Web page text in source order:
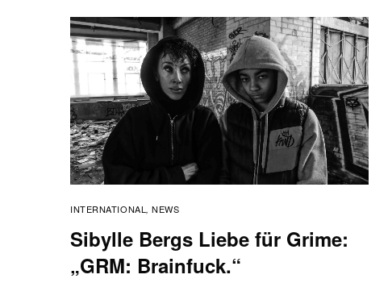
INTERNATIONAL,NEWS
Sibylle Bergs Liebe für Grime:
„GRM: Brainfuck.“